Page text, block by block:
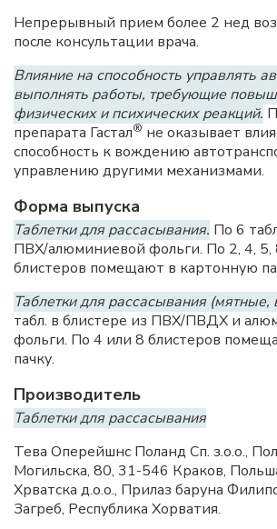
Непрерывный прием более 2 нед
после консультации врача.
Влияние на способность управлять
выполнять работы, требующие
физических и психических реакций.
препарата Гастал® не оказывает
способность к вождению
управлению другими механизмами.
Форма выпуска
Таблетки для рассасывания. По 6
ПВХ/алюминиевой фольги. По 2, 4, 5,
блистеров помещают в картонную
Таблетки для рассасывания
табл. в блистере из ПВХ/ПВДХ и
фольги. По 4 или 8 блистеров
пачку.
Производитель
Таблетки для рассасывания
Тева Оперейшнс Поланд Сп. з.о.о.,
Могильска, 80, 31-546 Краков,
Хрватска д.о.о., Прилаз баруна
Загреб, Республика Хорватия.